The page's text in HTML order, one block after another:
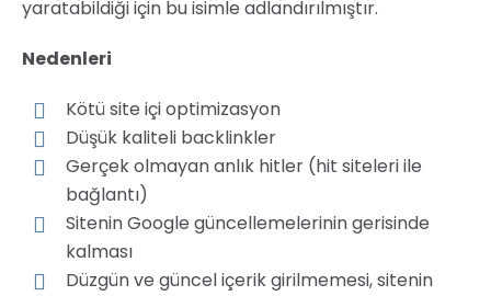
yaratabildiği için bu isimle adlandırılmıştır.
Nedenleri
Kötü site içi optimizasyon
Düşük kaliteli backlinkler
Gerçek olmayan anlık hitler (hit siteleri ile
bağlantı)
Sitenin Google güncellemelerinin gerisinde
kalması
Düzgün ve güncel içerik girilmemesi, sitenin